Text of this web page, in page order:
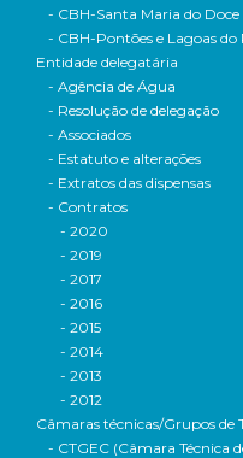
- CBH-Santa Maria do Doce
- CBH-Pontões e Lagoas do
Entidade delegatária
- Agência de Água
- Resolução de delegação
- Associados
- Estatuto e alterações
- Extratos das dispensas
- Contratos
- 2020
- 2019
- 2017
- 2016
- 2015
- 2014
- 2013
- 2012
Câmaras técnicas/Grupos de
- CTGEC (Câmara Técnica